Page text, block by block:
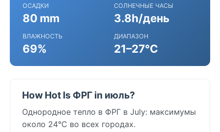
ОСАДКИ
80 mm
СОЛНЕЧНЫЕ ЧАСЫ
3.8h/день
ВЛАЖНОСТЬ
69%
ДИАПАЗОН
21–27°C
How Hot Is ФРГ in июль?
Однородное тепло в ФРГ в July: максимумы
около 24°C во всех городах.